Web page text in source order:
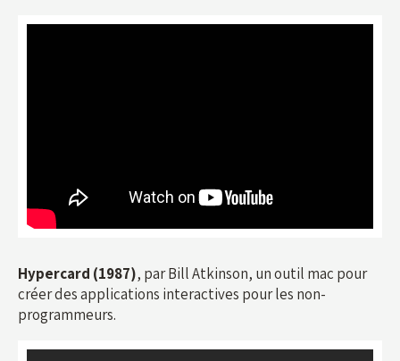
Hypercard (1987), par Bill Atkinson, un outil mac pour
créer des applications interactives pour les non-
programmeurs.